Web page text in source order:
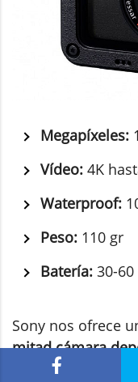
Megapíxeles:
Vídeo: 4K
Waterproof:
Peso: 110 gr
Batería: 30-
Sony nos ofrece
mitad cámara
Fíjate que cuenta